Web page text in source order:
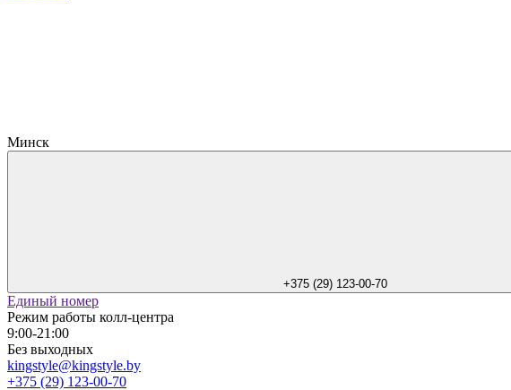
Минск
+375 (29) 123-00-70
Единый номер
Режим работы колл-центра
9:00-21:00
Без выходных
kingstyle@kingstyle.by
+375 (29) 123-00-70